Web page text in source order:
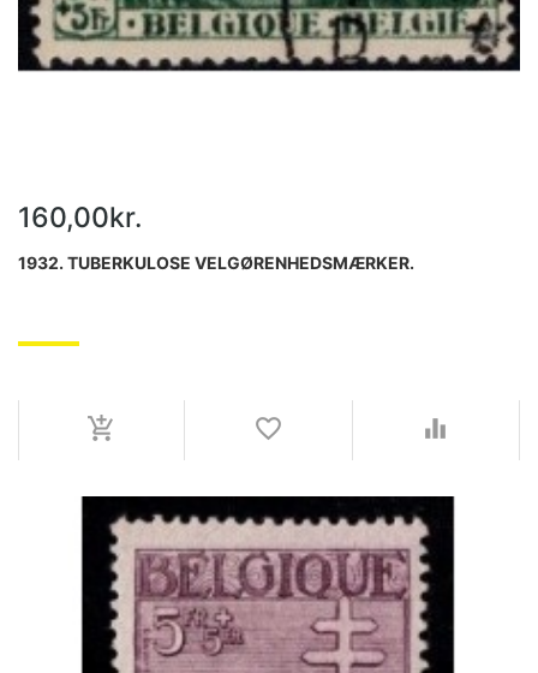
160,00kr.
1932. TUBERKULOSE VELGØRENHEDSMÆRKER.